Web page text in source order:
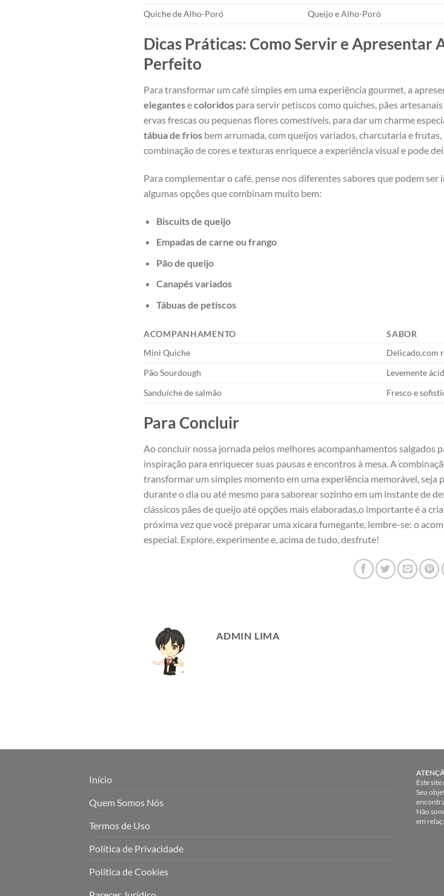
Quiche de Alho-Poró
Queijo e Alho-Poró
Dicas Práticas: Como Servir e Apresentar
Perfeito
Para transformar‌ um café simples em uma ⁤experiência gourmet, a
elegantese​coloridos para‌ servir⁣ petiscos como quiches, pães
ervas frescas ⁢ou pequenas flores comestíveis, para dar um charme
tábua de ⁢frios bem ‍arrumada, ‌com queijos variados,‌ charcutaria e
combinação de cores e texturas enriquece a experiência visual e pode
Para complementar o café, pense nos diferentes sabores que podem​
algumas⁤ opções que combinam muito⁢ bem:
Biscuits de queijo
Empadas de carne ou frango
Pão de queijo
Canapés variados
Tábuas de petiscos
ACOMPANHAMENTO
SABOR
Mini Quiche
Delicado,com
Pão Sourdough
Levemente
Sanduíche de ‍salmão
Fresco e
Para Concluir
Ao concluir nossa jornada ‌pelos melhores acompanhamentos salgados
inspiração para enriquecer suas pausas e encontros à ​mesa.⁤ A
⁢transformar um simples momento em uma experiência memorável,
durante​ o​ dia ou⁢ até mesmo para saborear sozinho em um instante de
clássicos ‌pães de queijo até ⁤opções mais ⁤elaboradas,o importante⁢ é a
próxima vez que ‍você preparar uma xícara fumegante, ⁣lembre-se: ‍o
especial. Explore, experimente e, acima de tudo, desfrute!
ADMIN LIMA
Início
Quem Somos Nós
Termos de Uso
Política de Privacidade
Política de Cookies
Este
Seu
Não
em